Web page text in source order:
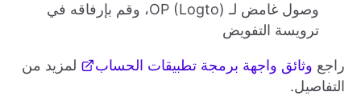
وصول غامض لـ OP (Logto)، وقم بإرفاقه في
ترويسة التفويض
راجع وثائق واجهة برمجة تطبيقات الحساب
لمزيد من
التفاصيل.